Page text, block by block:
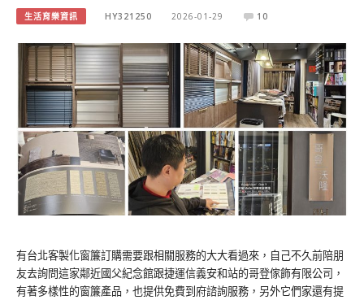
生活育樂資訊 HY321250 2026-01-29 10
有台北客製化窗簾訂購需要跟相關服務的大大看過來，自己不久前陪朋
友去詢問這家鄰近國父紀念館跟捷運信義安和站的哥登傢飾有限公司，
有著多樣性的窗簾產品，也提供免費到府諮詢服務，另外它們家還有提